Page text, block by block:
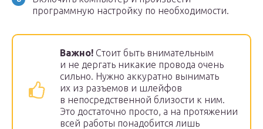
программную настройку по необходимости.
Важно! Стоит быть внимательным
и не дергать никакие провода очень
сильно. Нужно аккуратно вынимать
их из разъемов и шлейфов
в непосредственной близости к ним.
Это достаточно просто, а на протяжении
всей работы понадобится лишь